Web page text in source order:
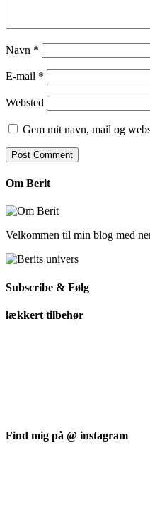
Navn *
E-mail *
Websted
Gem mit navn, mail og
Om Berit
Velkommen til min blog med
Subscribe & Følg
lækkert tilbehør
Find mig på @ instagram